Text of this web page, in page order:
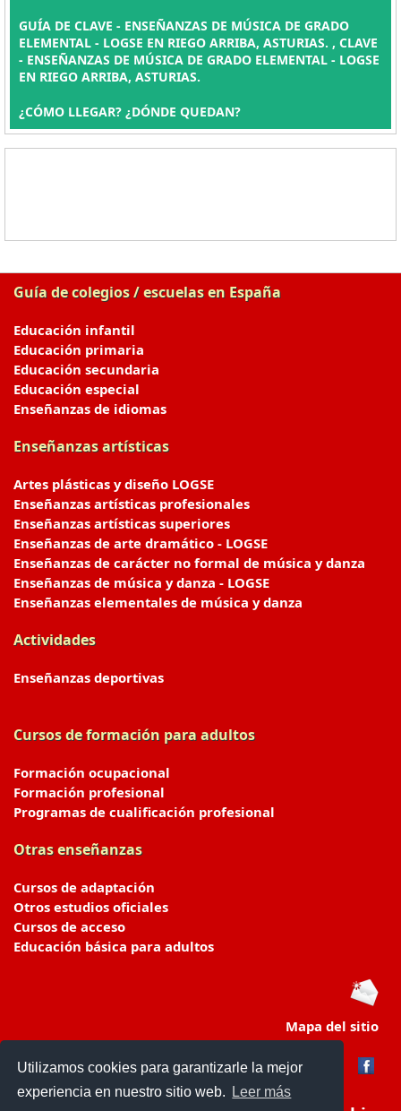
Utilizamos cookies para garantizarle la mejor
experiencia en nuestro sitio web.
Leer más
GUÍA DE CLAVE - ENSEÑANZAS DE MÚSICA DE GRADO
ELEMENTAL - LOGSE EN RIEGO ARRIBA, ASTURIAS. , CLAVE
- ENSEÑANZAS DE MÚSICA DE GRADO ELEMENTAL - LOGSE
EN RIEGO ARRIBA, ASTURIAS.
¿CÓMO LLEGAR? ¿DÓNDE QUEDAN?
Guía de colegios / escuelas en España
Educación infantil
Educación primaria
Educación secundaria
Educación especial
Enseñanzas de idiomas
Enseñanzas artísticas
Artes plásticas y diseño LOGSE
Enseñanzas artísticas profesionales
Enseñanzas artísticas superiores
Enseñanzas de arte dramático - LOGSE
Enseñanzas de carácter no formal de música y danza
Enseñanzas de música y danza - LOGSE
Enseñanzas elementales de música y danza
Actividades
Enseñanzas deportivas
Cursos de formación para adultos
Formación ocupacional
Formación profesional
Programas de cualificación profesional
Otras enseñanzas
Cursos de adaptación
Otros estudios oficiales
Cursos de acceso
Educación básica para adultos
Mapa del sitio